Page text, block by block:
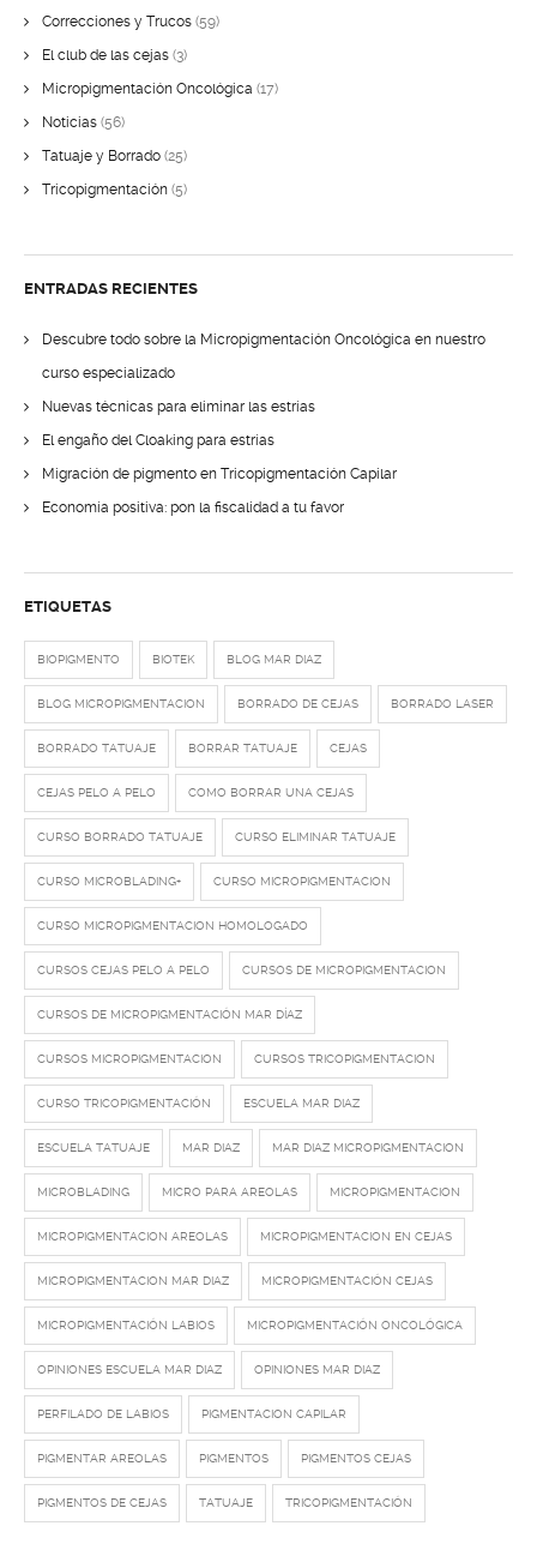
Correcciones y Trucos (59)
El club de las cejas (3)
Micropigmentación Oncológica (17)
Noticias (56)
Tatuaje y Borrado (25)
Tricopigmentación (5)
ENTRADAS RECIENTES
Descubre todo sobre la Micropigmentación Oncológica en nuestro
curso especializado
Nuevas técnicas para eliminar las estrías
El engaño del Cloaking para estrías
Migración de pigmento en Tricopigmentación Capilar
Economía positiva: pon la fiscalidad a tu favor
ETIQUETAS
BIOPIGMENTO BIOTEK BLOG MAR DIAZ
BLOG MICROPIGMENTACION BORRADO DE CEJAS BORRADO LASER
BORRADO TATUAJE BORRAR TATUAJE CEJAS
CEJAS PELO A PELO COMO BORRAR UNA CEJAS
CURSO BORRADO TATUAJE CURSO ELIMINAR TATUAJE
CURSO MICROBLADING+ CURSO MICROPIGMENTACION
CURSO MICROPIGMENTACION HOMOLOGADO
CURSOS CEJAS PELO A PELO CURSOS DE MICROPIGMENTACION
CURSOS DE MICROPIGMENTACIÓN MAR DÍAZ
CURSOS MICROPIGMENTACION CURSOS TRICOPIGMENTACION
CURSO TRICOPIGMENTACIÓN ESCUELA MAR DIAZ
ESCUELA TATUAJE MAR DIAZ MAR DIAZ MICROPIGMENTACION
MICROBLADING MICRO PARA AREOLAS MICROPIGMENTACION
MICROPIGMENTACION AREOLAS MICROPIGMENTACION EN CEJAS
MICROPIGMENTACION MAR DIAZ MICROPIGMENTACIÓN CEJAS
MICROPIGMENTACIÓN LABIOS MICROPIGMENTACIÓN ONCOLÓGICA
OPINIONES ESCUELA MAR DIAZ OPINIONES MAR DIAZ
PERFILADO DE LABIOS PIGMENTACION CAPILAR
PIGMENTAR AREOLAS PIGMENTOS PIGMENTOS CEJAS
PIGMENTOS DE CEJAS TATUAJE TRICOPIGMENTACIÓN